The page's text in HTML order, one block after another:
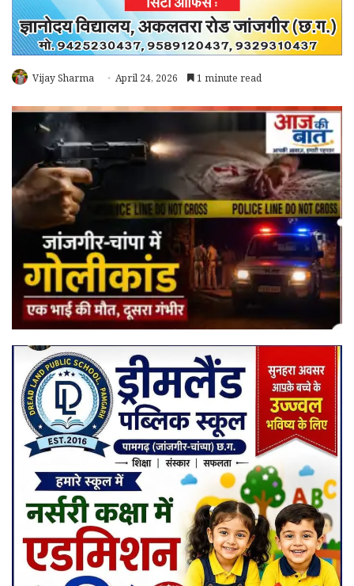
Vijay Sharma April 24, 2026 1 minute read